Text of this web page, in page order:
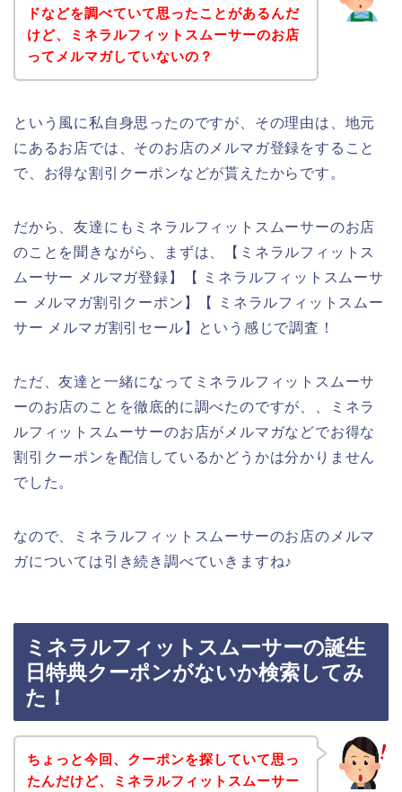
ドなどを調べていて思ったことがあるんだ
けど、ミネラルフィットスムーサーのお店
ってメルマガしていないの？
という風に私自身思ったのですが、その理由は、地元
にあるお店では、そのお店のメルマガ登録をすること
で、お得な割引クーポンなどが貰えたからです。
だから、友達にもミネラルフィットスムーサーのお店
のことを聞きながら、まずは、【ミネラルフィットス
ムーサー メルマガ登録】【 ミネラルフィットスムーサ
ー メルマガ割引クーポン】【 ミネラルフィットスムー
サー メルマガ割引セール】という感じで調査！
ただ、友達と一緒になってミネラルフィットスムーサ
ーのお店のことを徹底的に調べたのですが、、ミネラ
ルフィットスムーサーのお店がメルマガなどでお得な
割引クーポンを配信しているかどうかは分かりません
でした。
なので、ミネラルフィットスムーサーのお店のメルマ
ガについては引き続き調べていきますね♪
ミネラルフィットスムーサーの誕生
日特典クーポンがないか検索してみ
た！
ちょっと今回、クーポンを探していて思っ
たんだけど、ミネラルフィットスムーサー